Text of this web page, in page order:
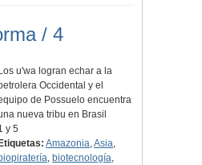
/ 4
Los u'wa logran echar a la
Occidental y el
de Possuelo encuentra
nueva tribu en Brasil
y 5
Etiquetas: Amazonia,Asia,
, biotecnología,